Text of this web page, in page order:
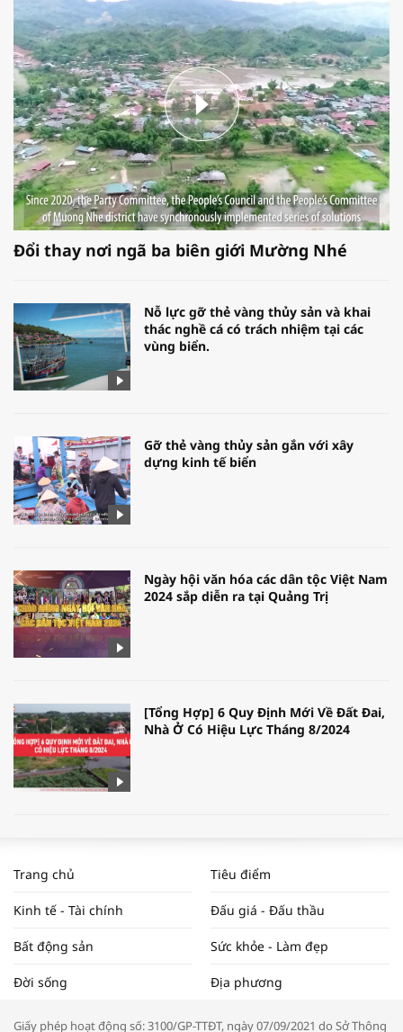
Đổi thay nơi ngã ba biên giới Mường Nhé
Nỗ lực gỡ thẻ vàng thủy sản và khai
thác nghề cá có trách nhiệm tại các
vùng biển.
Gỡ thẻ vàng thủy sản gắn với xây
dựng kinh tế biển
Ngày hội văn hóa các dân tộc Việt Nam
2024 sắp diễn ra tại Quảng Trị
[Tổng Hợp] 6 Quy Định Mới Về Đất Đai,
Nhà Ở Có Hiệu Lực Tháng 8/2024
NAM NĂM 2024 VÀ NĂM 2025 | NHỊP
ĐẬP THỊ TRƯỜNG #62
Tọa đàm “Xúc tiến thương mại: Khơi
Trang chủ Tiêu điểm
Kinh tế - Tài chính Đấu giá - Đấu thầu
Bất động sản Sức khỏe - Làm đẹp
Đời sống Địa phương
Giấy phép hoạt động số: 3100/GP-TTĐT, ngày 07/09/2021 do Sở Thông